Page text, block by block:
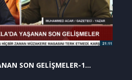
SON GELİŞMELER-1